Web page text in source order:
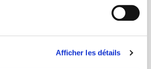
Afficher les détails